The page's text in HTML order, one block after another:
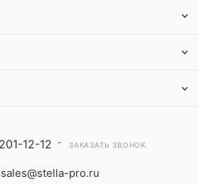
12-12 ЗАКАЗАТЬ ЗВОНОК
sales@stella-pro.ru